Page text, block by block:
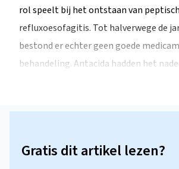
rol speelt bij het ontstaan van
refluxoesofagitis. Tot halverwege de
bestond er echter geen goede
behandeling. Antacida hadden het
Gratis dit artikel lezen?